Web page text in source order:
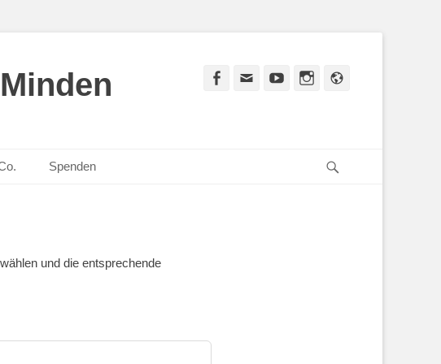
Facebook YouTubeInstagram
Spenden
und die entsprechende